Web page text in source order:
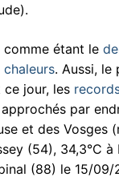
comme étant le
chaleurs. Aussi, le
jour, les
par
et des Vosges
(54), 34,3°C
(88) le 15/09/